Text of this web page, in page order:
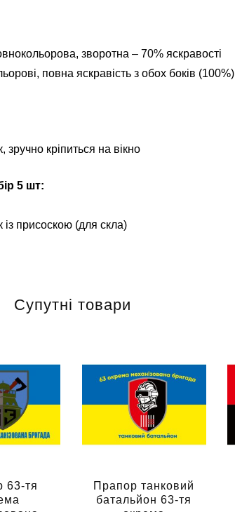
зворотна – 70% яскравості
повна яскравість з обох боків (100%)
кріпиться на вікно
5 шт:
присоскою (для скла)
Супутні товари
63-тя
Прапор танковий
батальйон 63-тя